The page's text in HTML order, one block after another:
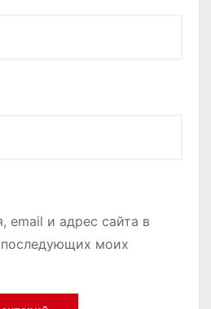
email и адрес сайта в
последующих моих